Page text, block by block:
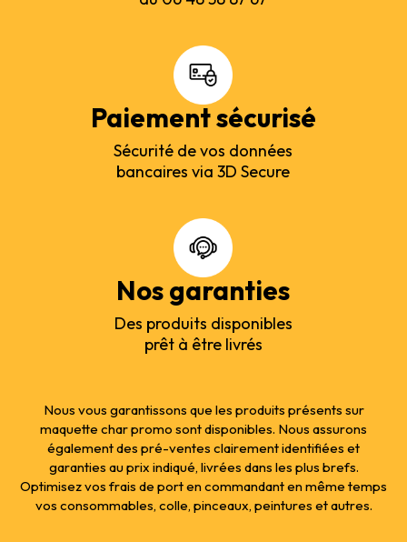
Paiement sécurisé
Sécurité de vos données
bancaires via 3D Secure
Nos garanties
Des produits disponibles
prêt à être livrés
Nous vous garantissons que les produits présents sur
maquette char promo sont disponibles. Nous assurons
également des pré-ventes clairement identifiées et
garanties au prix indiqué, livrées dans les plus brefs.
Optimisez vos frais de port en commandant en même temps
vos consommables, colle, pinceaux, peintures et autres.